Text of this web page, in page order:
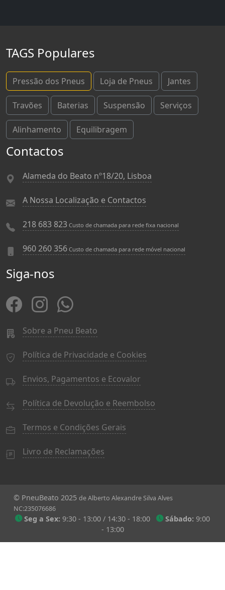
TAGS Populares
Pressão dos Pneus Loja de Pneus Jantes
Travões Baterias Suspensão Serviços
Alinhamento Equilibragem
Contactos
Alameda do Beato nº18/20, Lisboa
A Nossa Localização e Contactos
218 683 823 Custo de chamada para rede fixa nacional
960 260 356 Custo de chamada para rede móvel nacional
Siga-nos
Sobre a Pneu Beato
Política de Privacidade e Cookies
Envios, Pagamentos e Ecovalor
Política de Devolução e Reembolso
Termos e Condições Gerais
Livro de Reclamações
© PneuBeato 2025 de Alberto Alexandre Silva Alves
NC:235076686
Seg a Sex: 9:30 - 13:00 / 14:30 - 18:00 Sábado: 9:00
- 13:00